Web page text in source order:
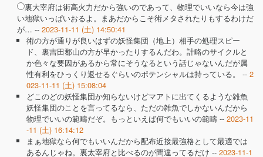
裏大宰府は術高火力だから強いのであって、物理でいいなら今は強
い地獄いっぱいおるよ。まあだからこそ術メタされたりもするわけだ
が… -- 2023-11-11 (土) 14:50:41
術の方が通りが良いはずの妖怪集団（地上）相手の処理スピー
ド、裏吉田郡山の方が早かったりするんだわ。計略のサイクルと
か色々な要因があるから常にそうなるという話じゃないんだが属
性有利をひっくり返せるぐらいのポテンシャルは持っている。 -- 2
023-11-11 (土) 15:08:04
どこのどの妖怪集団か知らないけどマアトに出てくるような雑魚
妖怪集団のことを言ってるなら、ただの雑魚でしかないんだから
物理でいいの範疇だぞ。もっといえば何でもいいの範疇 -- 2023-11
-11 (土) 16:14:12
まぁ地獄なら何でもいいんだから配布近接最強格として最適では
あるんじゃね。裏太宰府と比べるのが間違ってるだけ -- 2023-11-1